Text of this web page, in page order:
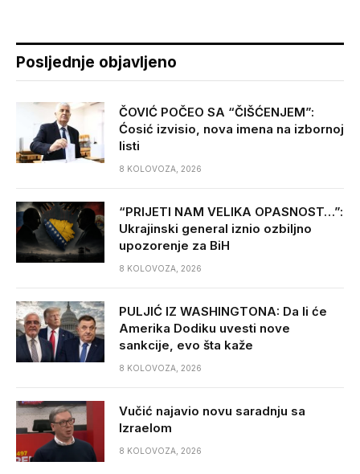
Posljednje objavljeno
ČOVIĆ POČEO SA “ČIŠĆENJEM”:
Ćosić izvisio, nova imena na izbornoj
listi
8 KOLOVOZA, 2026
“PRIJETI NAM VELIKA OPASNOST…”:
Ukrajinski general iznio ozbiljno
upozorenje za BiH
8 KOLOVOZA, 2026
PULJIĆ IZ WASHINGTONA: Da li će
Amerika Dodiku uvesti nove
sankcije, evo šta kaže
8 KOLOVOZA, 2026
Vučić najavio novu saradnju sa
Izraelom
8 KOLOVOZA, 2026